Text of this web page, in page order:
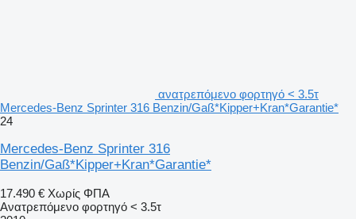
ανατρεπόμενο φορτηγό < 3.5τ
Mercedes-Benz Sprinter 316 Benzin/Gaß*Kipper+Kran*Garantie*
24
Mercedes-Benz Sprinter 316
Benzin/Gaß*Kipper+Kran*Garantie*
17.490 € Χωρίς ΦΠΑ
Ανατρεπόμενο φορτηγό < 3.5τ